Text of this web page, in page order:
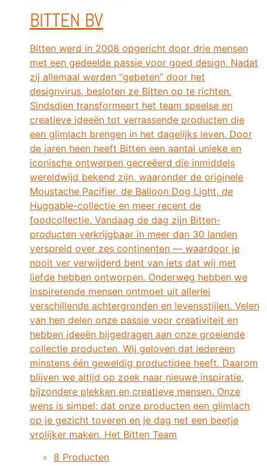
BITTEN BV
Bitten werd in 2008 opgericht door drie mensen
met een gedeelde passie voor goed design. Nadat
zij allemaal werden “gebeten” door het
designvirus, besloten ze Bitten op te richten.
Sindsdien transformeert het team speelse en
creatieve ideeën tot verrassende producten die
een glimlach brengen in het dagelijks leven. Door
de jaren heen heeft Bitten een aantal unieke en
iconische ontwerpen gecreëerd die inmiddels
wereldwijd bekend zijn, waaronder de originele
Moustache Pacifier, de Balloon Dog Light, de
Huggable-collectie en meer recent de
foodcollectie. Vandaag de dag zijn Bitten-
producten verkrijgbaar in meer dan 30 landen
verspreid over zes continenten — waardoor je
nooit ver verwijderd bent van iets dat wij met
liefde hebben ontworpen. Onderweg hebben we
inspirerende mensen ontmoet uit allerlei
verschillende achtergronden en levensstijlen. Velen
van hen delen onze passie voor creativiteit en
hebben ideeën bijgedragen aan onze groeiende
collectie producten. Wij geloven dat iedereen
minstens één geweldig productidee heeft. Daarom
blijven we altijd op zoek naar nieuwe inspiratie,
bijzondere plekken en creatieve mensen. Onze
wens is simpel: dat onze producten een glimlach
op je gezicht toveren en je dag net een beetje
vrolijker maken. Het Bitten Team
8 Producten